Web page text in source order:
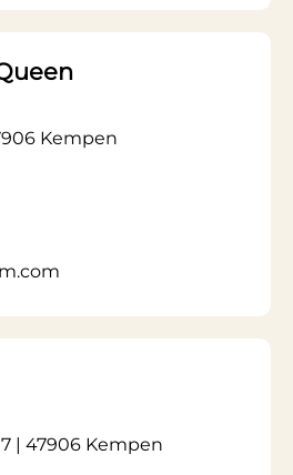
Kempen
| 47906 Kempen